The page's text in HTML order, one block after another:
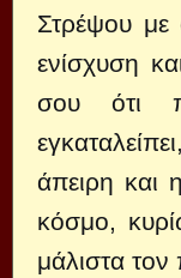
Στρέψου με
ενίσχυση
σου ότι
άπειρη και
κόσμο,
μάλιστα τον